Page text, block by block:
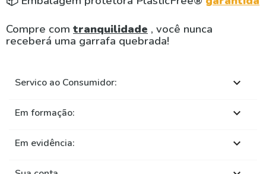
Compre com tranquilidade , você nunca
receberá uma garrafa quebrada!
Servico ao Consumidor: 
Em formação: 
Em evidência: 